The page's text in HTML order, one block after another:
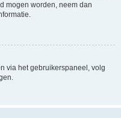
mogen worden, neem dan
via het gebruikerspaneel, volg